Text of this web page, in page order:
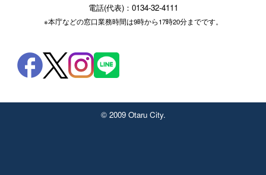
電話(代表)：0134-32-4111
※本庁などの窓口業務時間は9時から17時20分までです。
© 2009 Otaru City.